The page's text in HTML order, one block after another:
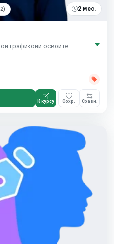
2 мес.
графикойи освойте
К курсу Сохр. Сравн.